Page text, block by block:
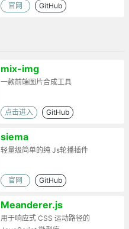
官网 GitHub
mix-img
一款前端图片合成工具
点击进入 GitHub
siema
轻量级简单的纯 Js轮播插件
官网 GitHub
Meanderer.js
用于响应式 CSS 运动路径的